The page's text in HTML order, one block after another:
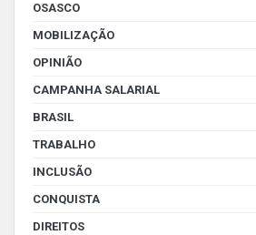
OSASCO
MOBILIZAÇÃO
OPINIÃO
CAMPANHA SALARIAL
BRASIL
TRABALHO
INCLUSÃO
CONQUISTA
DIREITOS